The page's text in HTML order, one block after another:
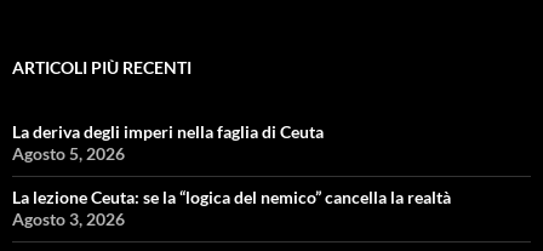
ARTICOLI PIÙ RECENTI
La deriva degli imperi nella faglia di Ceuta
Agosto 5, 2026
La lezione Ceuta: se la “logica del nemico” cancella la realtà
Agosto 3, 2026